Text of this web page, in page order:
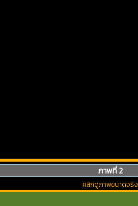
ภาพที่ 2
คลิกดูภาพขนาดจริง